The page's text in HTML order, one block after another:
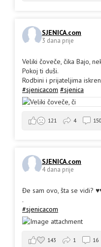
SJENICA.com
3 dana prije
Veliki čoveče, čika Bajo,
Pokoj ti duši.
Rodbini i prijateljima
#sjenicacom #sjenica
121 4 150
SJENICA.com
4 dana prije
Đe sam ovo, šta se vidi?
.
#sjenicacom
143 1 16